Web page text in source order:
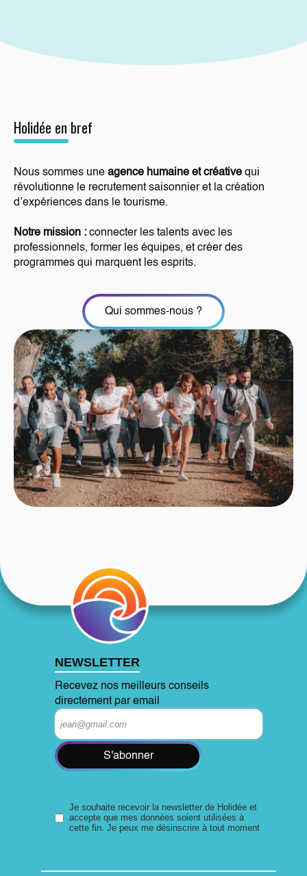
Holidée en bref
Nous sommes une agence humaine et créative qui
révolutionne le recrutement saisonnier et la création
d’expériences dans le tourisme.
Notre mission : connecter les talents avec les
professionnels, former les équipes, et créer des
programmes qui marquent les esprits.
Qui sommes-nous ?
NEWSLETTER
Recevez nos meilleurs conseils
directement par email
S'abonner
Je souhaite recevoir la newsletter de Holidée et
accepte que mes données soient utilisées à
cette fin. Je peux me désinscrire à tout moment